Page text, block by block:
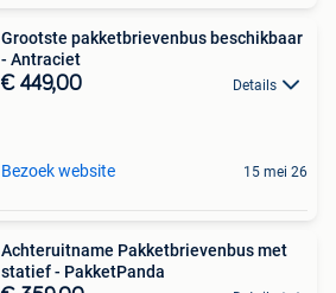
Grootste pakketbrievenbus beschikbaar
- Antraciet
€ 449,00 Details
Bezoek website 15 mei 26
Achteruitname Pakketbrievenbus met
statief - PakketPanda